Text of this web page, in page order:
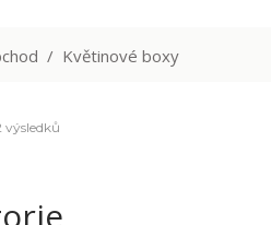
/ Květinové boxy
výsledků